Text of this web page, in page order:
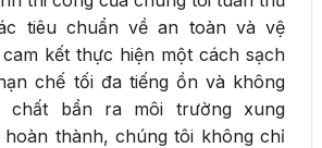
tiêu chuẩn về an toàn và vệ
kết thực hiện một cách sạch
chế tối đa tiếng ồn và không
chất bẩn ra môi trường xung
hoàn thành, chúng tôi không chỉ